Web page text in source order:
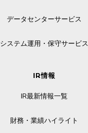
データセンターサービス
システム運用・保守サービス
IR情報
IR最新情報一覧
財務・業績ハイライト